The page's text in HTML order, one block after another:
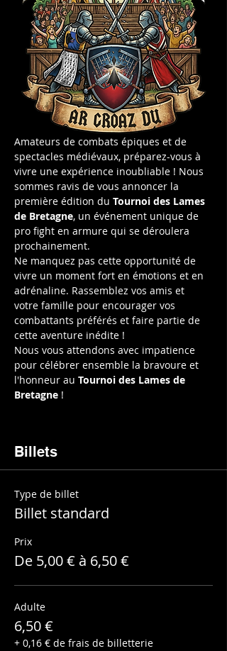
Amateurs de combats épiques et de
spectacles médiévaux, préparez-vous à
vivre une expérience inoubliable ! Nous
sommes ravis de vous annoncer la
première édition du Tournoi des Lames
de Bretagne, un événement unique de
pro fight en armure qui se déroulera
prochainement.
Ne manquez pas cette opportunité de
vivre un moment fort en émotions et en
adrénaline. Rassemblez vos amis et
votre famille pour encourager vos
combattants préférés et faire partie de
cette aventure inédite !
Nous vous attendons avec impatience
pour célébrer ensemble la bravoure et
l'honneur au Tournoi des Lames de
Bretagne !
Billets
Type de billet
Billet standard
Prix
De 5,00 € à 6,50 €
Adulte
6,50 €
+ 0,16 € de frais de billetterie